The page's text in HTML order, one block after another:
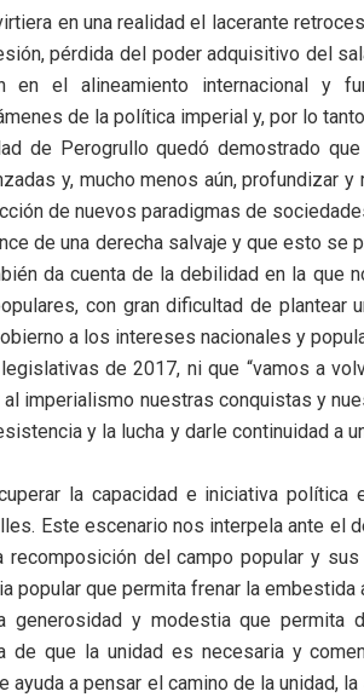
en una realidad el lacerante
pérdida del poder adquisitivo del
el alineamiento internacional y
de la política imperial y, por lo
de Perogrullo quedó demostrado
y, mucho menos aún, profundizar y
de nuevos paradigmas de
de una derecha salvaje y que esto se
da cuenta de la debilidad en la que
con gran dificultad de plantear
a los intereses nacionales y
de 2017, ni que “vamos a
imperialismo nuestras conquistas y
y la lucha y darle continuidad a
la capacidad e iniciativa política
Este escenario nos interpela ante el
recomposición del campo popular y
popular que permita frenar la embestida
generosidad y modestia que permita
de que la unidad es necesaria y
ayuda a pensar el camino de la unidad,